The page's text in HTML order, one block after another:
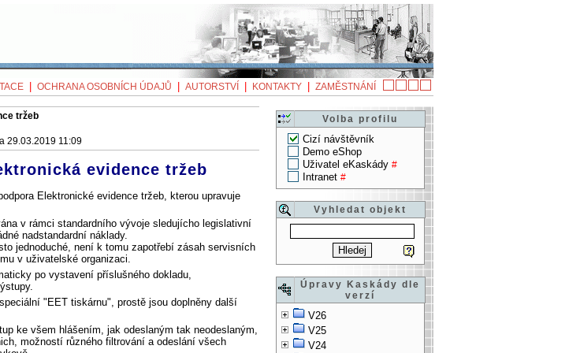
OCHRANA OSOBNÍCH ÚDAJŮ AUTORSTVÍ KONTAKTY ZAMĚSTNÁNÍ
Volba profilu
Cizí návštěvník
Demo eShop
Uživatel eKaskády #
Intranet #
Vyhledat objekt
Úpravy Kaskády dle
verzí
V26
V25
V24
tržeb
29.03.2019 11:09
evidence tržeb
Elektronické evidence tržeb, kterou upravuje
v rámci standardního vývoje sledujícho legislativní
nadstandardní náklady.
jednoduché, není k tomu zapotřebí zásah servisních
v uživatelské organizaci.
po vystavení příslušného dokladu,
"EET tiskárnu", prostě jsou doplněny další
ke všem hlášením, jak odeslaným tak neodeslaným,
možností různého filtrování a odeslání všech